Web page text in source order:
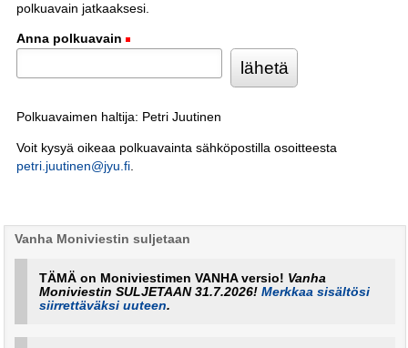
polkuavain jatkaaksesi.
Anna polkuavain
Polkuavaimen haltija: Petri Juutinen
Voit kysyä oikeaa polkuavainta sähköpostilla osoitteesta
petri.juutinen@jyu.fi.
Vanha Moniviestin suljetaan
TÄMÄ on Moniviestimen VANHA versio! Vanha
Moniviestin SULJETAAN 31.7.2026!Merkkaa sisältösi
siirrettäväksi uuteen.